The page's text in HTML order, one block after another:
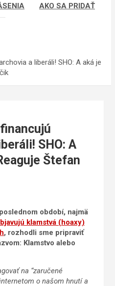
AKO SA PRIDAŤ
a liberáli! SHO: A aká je
SHO: A
Štefan
období, najmä
klamstvá (hoaxy)
, rozhodli sme pripraviť
Klamstvo alebo
na “zaručené
o našom hnutí a